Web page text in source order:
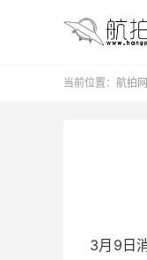
当前位置： 航拍网
3月9日